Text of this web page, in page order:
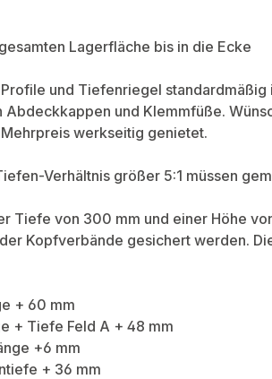
Lagerfläche bis in die Ecke
und Tiefenriegel
und Klemmfüße.
werkseitig genietet.
Verhältnis größer 5:1 müssen
Tiefe von 300 mm und einer Höhe
Kopfverbände gesichert werden.
+ 60 mm
+ Tiefe Feld A + 48 mm
+6 mm
+ 36 mm